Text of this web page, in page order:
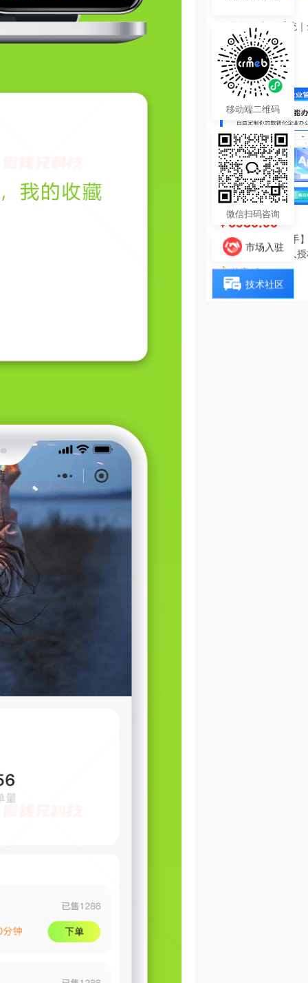
智能轮询支付系统
源码
热度 18
¥ 6980.00
【陀螺匠·企业助手
理系统独立版永久
热度 18
移动端二维码
微信扫码咨询
市场入驻
技术社区